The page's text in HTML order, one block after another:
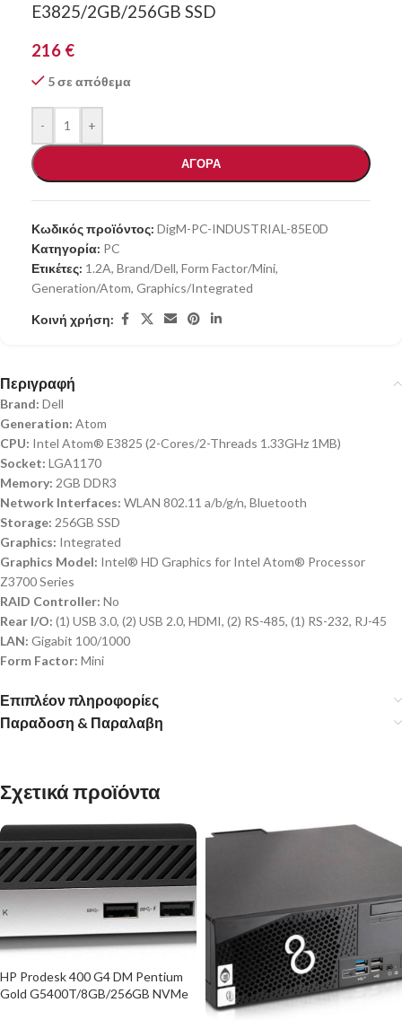
E3825/2GB/256GB SSD
216 €
5 σε απόθεμα
- +
ΑΓΟΡΑ
Κωδικός προϊόντος: DigM-PC-INDUSTRIAL-85E0D
Κατηγορία: PC
Ετικέτες: 1.2A, Brand/Dell, Form Factor/Mini,
Generation/Atom, Graphics/Integrated
Κοινή χρήση:
Περιγραφή
Brand: Dell
Generation: Atom
CPU: Intel Atom® E3825 (2-Cores/2-Threads 1.33GHz 1MB)
Socket: LGA1170
Memory: 2GB DDR3
Network Interfaces: WLAN 802.11 a/b/g/n, Bluetooth
Storage: 256GB SSD
Graphics: Integrated
Graphics Model: Intel® HD Graphics for Intel Atom® Processor
Z3700 Series
RAID Controller: No
Rear I/O: (1) USB 3.0, (2) USB 2.0, HDMI, (2) RS-485, (1) RS-232, RJ-45
LAN: Gigabit 100/1000
Form Factor: Mini
Επιπλέον πληροφορίες
Παραδοση & Παραλαβη
Σχετικά προϊόντα
HP Prodesk 400 G4 DM Pentium
Gold G5400T/8GB/256GB NVMe